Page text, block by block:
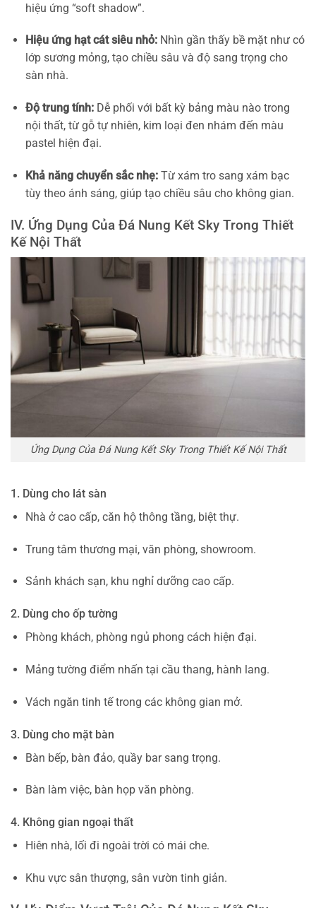
hiệu ứng “soft shadow”.
Hiệu ứng hạt cát siêu nhỏ:Nhìn gần thấy bề mặt như có
lớp sương mỏng, tạo chiều sâu và độ sang trọng cho
sàn nhà.
Độ trung tính:Dễ phối với bất kỳ bảng màu nào trong
nội thất, từ gỗ tự nhiên, kim loại đen nhám đến màu
pastel hiện đại.
Khả năng chuyển sắc nhẹ:Từ xám tro sang xám bạc
tùy theo ánh sáng, giúp tạo chiều sâu cho không gian.
IV. Ứng Dụng Của Đá Nung Kết Sky Trong Thiết
Kế Nội Thất
Ứng Dụng Của Đá Nung Kết Sky Trong Thiết Kế Nội Thất
1. Dùng cho lát sàn
Nhà ở cao cấp, căn hộ thông tầng, biệt thự.
Trung tâm thương mại, văn phòng, showroom.
Sảnh khách sạn, khu nghỉ dưỡng cao cấp.
2. Dùng cho ốp tường
Phòng khách, phòng ngủ phong cách hiện đại.
Mảng tường điểm nhấn tại cầu thang, hành lang.
Vách ngăn tinh tế trong các không gian mở.
3. Dùng cho mặt bàn
Bàn bếp, bàn đảo, quầy bar sang trọng.
Bàn làm việc, bàn họp văn phòng.
4. Không gian ngoại thất
Hiên nhà, lối đi ngoài trời có mái che.
Khu vực sân thượng, sân vườn tinh giản.